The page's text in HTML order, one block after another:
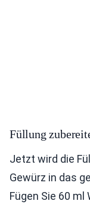
Füllung
Jetzt wird die
Gewürz in das
Fügen Sie 60